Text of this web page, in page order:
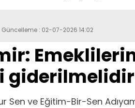
: 02-07-2026 14:02
giderilmelidir
Sen ve Eğitim-Bir-Sen